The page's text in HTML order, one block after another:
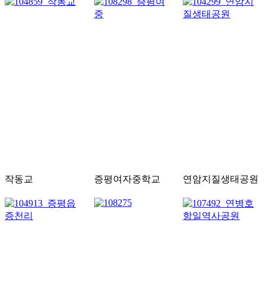
작동교 증평여자중학교 연암지질생태공원